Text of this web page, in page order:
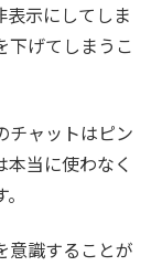
示にしてしま
下げてしまうこ
チャットはピン
当に使わなく
意識することが